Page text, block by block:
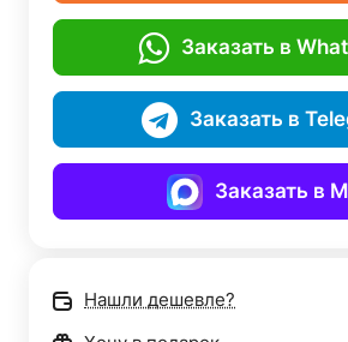
Заказать в
Заказать в
Заказать в
Нашли дешевле?